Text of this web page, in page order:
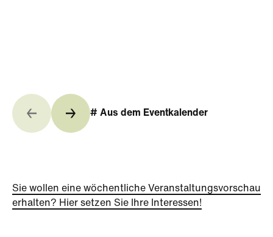
# Aus dem Eventkalender
Sie wollen eine wöchentliche Veranstaltungsvorschau
erhalten? Hier setzen Sie Ihre Interessen!